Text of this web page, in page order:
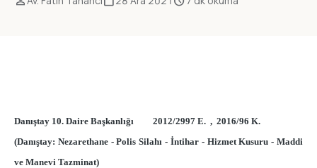
Danıştay 10. Daire Başkanlığı 2012/2997 E. , 2016/96 K.
(Danıştay: Nezarethane - Polis Silahı - İntihar - Hizmet Kusuru - Maddi
ve Manevi Tazminat)